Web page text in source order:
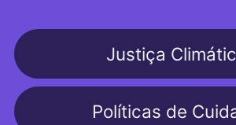
Justiça
Políticas de